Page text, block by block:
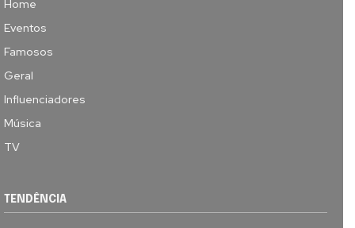
Home
Eventos
Famosos
Geral
Influenciadores
Música
TV
TENDÊNCIA